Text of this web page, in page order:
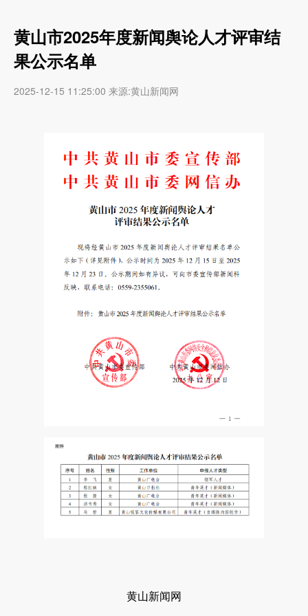
黄山市2025年度新闻舆论人才评审结
果公示名单
2025-12-15 11:25:00 来源:黄山新闻网
黄山新闻网